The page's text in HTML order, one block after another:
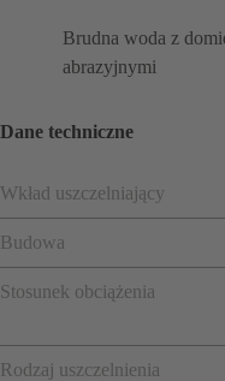
Brudna woda z
abrazyjnymi
Dane techniczne
Wkład uszczelniający
Budowa
Stosunek obciążenia
Rodzaj uszczelnienia